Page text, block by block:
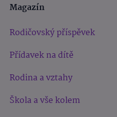
Magazín
Rodičovský příspěvek
Přídavek na dítě
Rodina a vztahy
Škola a vše kolem